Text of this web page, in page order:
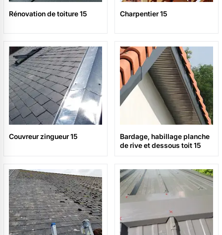
Rénovation de toiture 15 Charpentier 15
Couvreur zingueur 15
Bardage, habillage planche
de rive et dessous toit 15